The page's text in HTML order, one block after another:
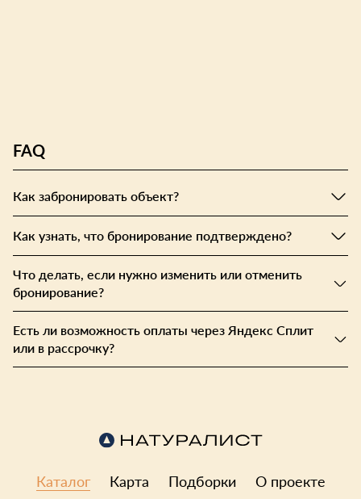
FAQ
Как забронировать объект?
Как узнать, что бронирование подтверждено?
Что делать, если нужно изменить или отменить
бронирование?
Есть ли возможность оплаты через Яндекс Сплит
или в рассрочку?
Каталог Карта Подборки
О проекте